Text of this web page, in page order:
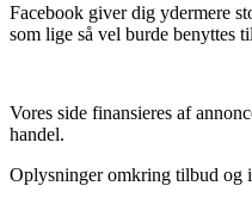
Facebook giver dig ydermere
som lige så vel burde benyttes
Vores side finansieres af
handel.
Oplysninger omkring tilbud og